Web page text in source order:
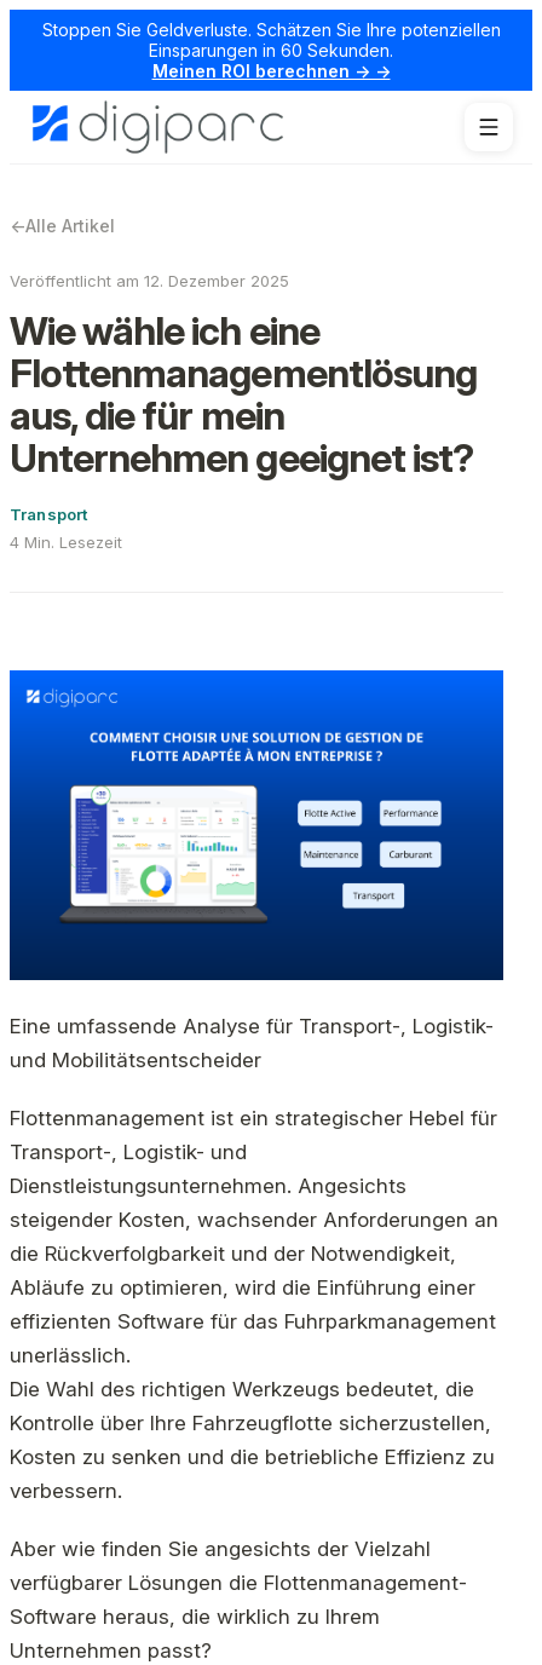
Stoppen Sie Geldverluste. Schätzen Sie Ihre potenziellen
Einsparungen in 60 Sekunden.
Meinen ROI berechnen → →
←Alle Artikel
Veröffentlicht am 12. Dezember 2025
Wie wähle ich eine
Flottenmanagementlösung
aus, die für mein
Unternehmen geeignet ist?
Transport
4 Min. Lesezeit
Eine umfassende Analyse für Transport-, Logistik-
und Mobilitätsentscheider
Flottenmanagement ist ein strategischer Hebel für
Transport-, Logistik- und
Dienstleistungsunternehmen. Angesichts
steigender Kosten, wachsender Anforderungen an
die Rückverfolgbarkeit und der Notwendigkeit,
Abläufe zu optimieren, wird die Einführung einer
effizienten Software für das Fuhrparkmanagement
unerlässlich.
Die Wahl des richtigen Werkzeugs bedeutet, die
Kontrolle über Ihre Fahrzeugflotte sicherzustellen,
Kosten zu senken und die betriebliche Effizienz zu
verbessern.
Aber wie finden Sie angesichts der Vielzahl
verfügbarer Lösungen die Flottenmanagement-
Software heraus, die wirklich zu Ihrem
Unternehmen passt?